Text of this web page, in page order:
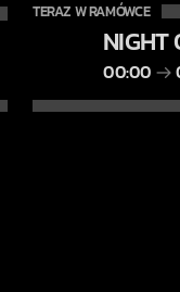
TERAZ W RAMÓWCE
NIGHT
00:00